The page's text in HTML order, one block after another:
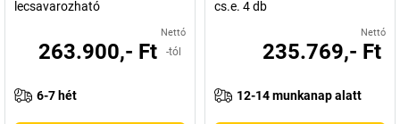
lecsavarozható
Nettó
263.900,- Ft -tól
6-7 hét
cs.e. 4 db
Nettó
235.769,- Ft
12-14 munkanap alatt